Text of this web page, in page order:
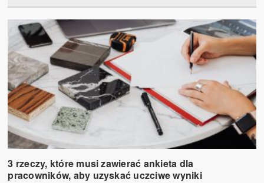
3 rzeczy, które musi zawierać ankieta dla
pracowników, aby uzyskać uczciwe wyniki